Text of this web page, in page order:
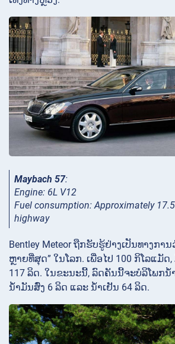
Maybach 57:
Engine: 6L V12
Fuel consumption: Approximately
highway
Bentley Meteor ຖືກ​ຮັບ​ຮູ້​ຢ່າງ​ເປັນ​ທາງ​ກາ
ຫຼາຍ​ທີ່​ສຸດ” ໃນ​ໂລກ. ເພື່ອໄປ 100 ກິໂລແມັ
117 ລິດ. ໃນຂະນະນີ້, ລົດຄັນນີ້ຈະບໍລິໂພກນໍ້
ນໍ້າມັນສົ່ງ 6 ລິດ ແລະ ນໍ້າເຢັນ 64 ລິດ.